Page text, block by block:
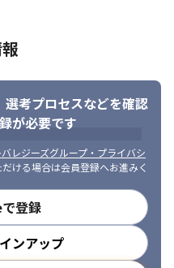
選考プロセスなどを確認
が必要です
バレジーズグループ・プライバシ
ける場合は会員登録へお進みく
登録
ンアップ